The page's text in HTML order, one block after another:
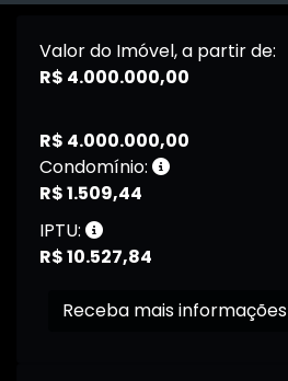
Valor do Imóvel, a partir de:
R$ 4.000.000,00
R$ 4.000.000,00
Condomínio:
R$ 1.509,44
IPTU:
R$ 10.527,84
Receba mais informações